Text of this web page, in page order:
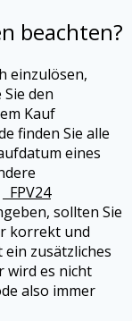
beachten?
einzulösen,
den
Kauf
finden Sie alle
eines
FPV24
sollten Sie
korrekt und
zusätzliches
wird es nicht
also immer